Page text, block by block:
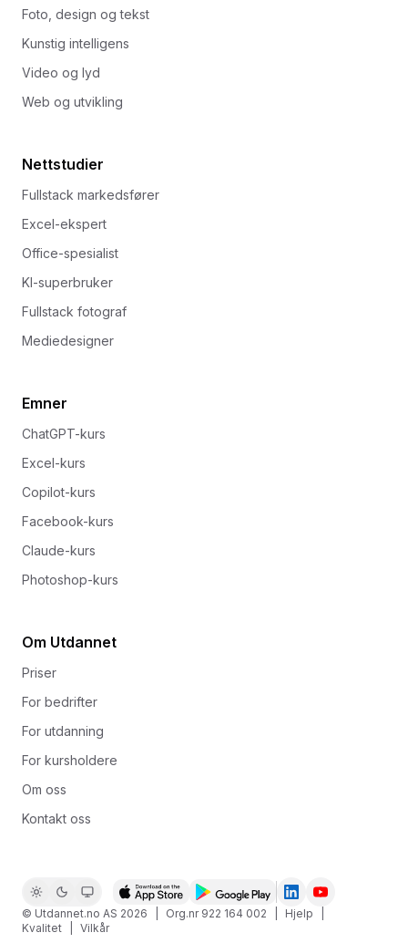
Foto, design og tekst
Kunstig intelligens
Video og lyd
Web og utvikling
Nettstudier
Fullstack markedsfører
Excel-ekspert
Office-spesialist
KI-superbruker
Fullstack fotograf
Mediedesigner
Emner
ChatGPT-kurs
Excel-kurs
Copilot-kurs
Facebook-kurs
Claude-kurs
Photoshop-kurs
Om Utdannet
Priser
For bedrifter
For utdanning
For kursholdere
Om oss
Kontakt oss
© Utdannet.no AS 2026 Org.nr 922 164 002 Hjelp
Kvalitet
Vilkår